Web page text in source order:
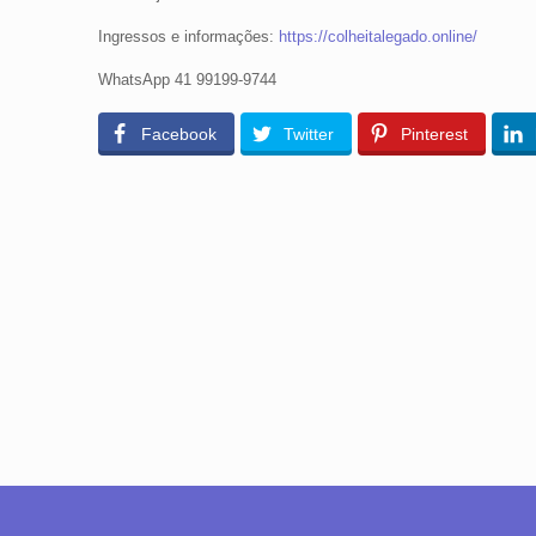
Ingressos e informações: https://colheitalegado.online/
WhatsApp 41 99199-9744
Facebook Twitter Pinterest